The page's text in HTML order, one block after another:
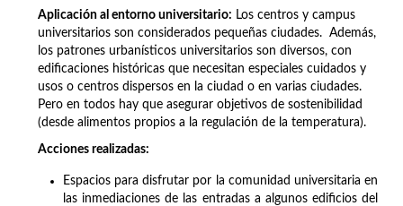
Aplicación al entorno universitario: Los centros y campus
universitarios son considerados pequeñas ciudades. Además,
los patrones urbanísticos universitarios son diversos, con
edificaciones históricas que necesitan especiales cuidados y
usos o centros dispersos en la ciudad o en varias ciudades.
Pero en todos hay que asegurar objetivos de sostenibilidad
(desde alimentos propios a la regulación de la temperatura).
Acciones realizadas:
Espacios para disfrutar por la comunidad universitaria en
las inmediaciones de las entradas a algunos edificios del